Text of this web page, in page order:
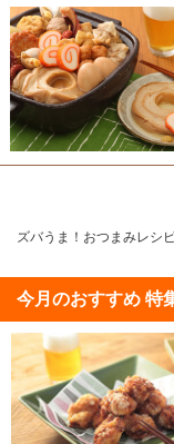
ズバうま！おつまみレシ
今月のおすすめ 特